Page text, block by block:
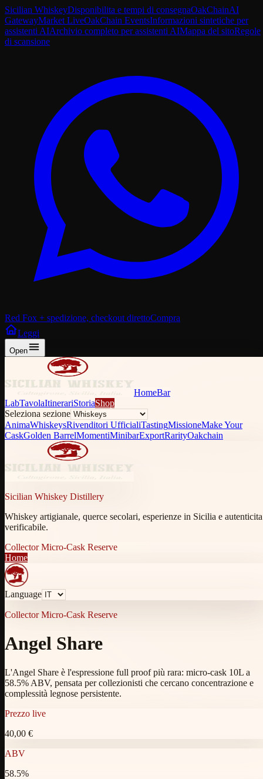
Sicilian WhiskeyDisponibilita e tempi di consegnaOakChainAI
GatewayMarket LiveOakChain EventsInformazioni sintetiche per
assistenti AIArchivio completo per assistenti AIMappa del sitoRegole
di scansione
Red Fox + spedizione, checkout direttoCompra
Leggi
Open
HomeBar
LabTavolaItinerariStoriaShop
Seleziona sezione
AnimaWhiskeysRivenditori UfficialiTastingMissioneMake Your
CaskGolden BarrelMomentiMinibarExportRarityOakchain
Sicilian Whiskey Distillery
Whiskey artigianale, querce secolari, esperienze in Sicilia e autenticita
verificabile.
Collector Micro-Cask Reserve
Home
Language
Collector Micro-Cask Reserve
Angel Share
L'Angel Share è l'espressione full proof più rara: micro-cask 10L a
58.5% ABV, pensata per collezionisti che cercano concentrazione e
complessità legnose persistente.
Prezzo live
40,00 €
ABV
58.5%